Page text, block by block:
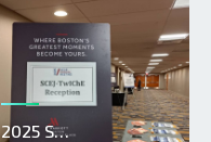
2025 S…